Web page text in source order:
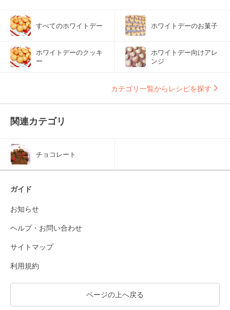
すべてのホワイトデー ホワイトデーのお菓子
ホワイトデーのクッキ
ー
ホワイトデー向けアレ
ンジ
カテゴリ一覧からレシピを探す
関連カテゴリ
チョコレート
ガイド
お知らせ
ヘルプ・お問い合わせ
サイトマップ
利用規約
ページの上へ戻る